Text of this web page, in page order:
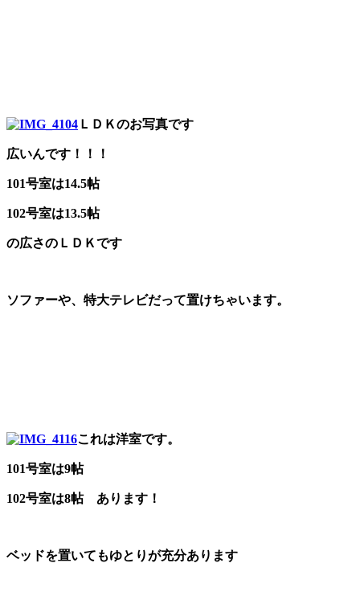
ＬＤＫのお写真です
広いんです！！！
101号室は14.5帖
102号室は13.5帖
の広さのＬＤＫです
ソファーや、特大テレビだって置けちゃいます。
これは洋室です。
101号室は9帖
102号室は8帖 あります！
ベッドを置いてもゆとりが充分あります